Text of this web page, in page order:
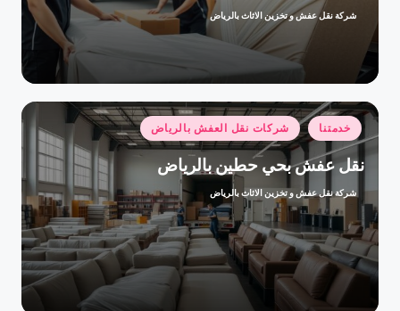
تمّ
شركة نقل عفش و تخزين الاثاث بالرياض
نُشر
في
خدمتنا شركات نقل العفش بالرياض
نقل عفش بحي حطين بالرياض
تمّ
النشر
بواسطة
شركة نقل عفش و تخزين الاثاث بالرياض